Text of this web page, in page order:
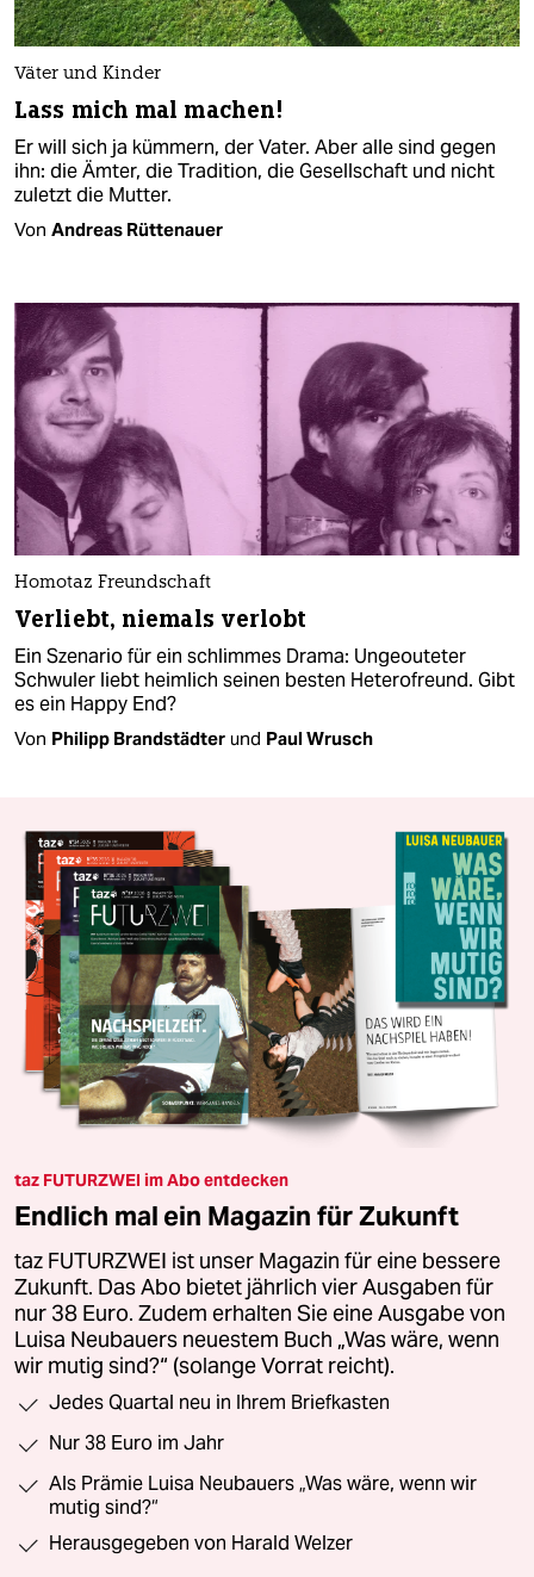
Väter und Kinder
Lass mich mal machen!
Er will sich ja kümmern, der Vater. Aber alle sind gegen
ihn: die Ämter, die Tradition, die Gesellschaft und nicht
zuletzt die Mutter.
Von Andreas Rüttenauer
Homotaz Freundschaft
Verliebt, niemals verlobt
Ein Szenario für ein schlimmes Drama: Ungeouteter
Schwuler liebt heimlich seinen besten Heterofreund. Gibt
es ein Happy End?
Von Philipp Brandstädter und Paul Wrusch
taz FUTURZWEI im Abo entdecken
Endlich mal ein Magazin für Zukunft
taz FUTURZWEI ist unser Magazin für eine bessere
Zukunft. Das Abo bietet jährlich vier Ausgaben für
nur 38 Euro. Zudem erhalten Sie eine Ausgabe von
Luisa Neubauers neuestem Buch „Was wäre, wenn
wir mutig sind?“ (solange Vorrat reicht).
Jedes Quartal neu in Ihrem Briefkasten
Nur 38 Euro im Jahr
Als Prämie Luisa Neubauers „Was wäre, wenn wir
mutig sind?“
Herausgegeben von Harald Welzer